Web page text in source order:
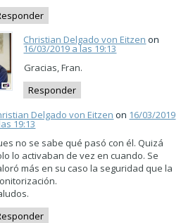
Christian Delgado von Eitzen on
16/03/2019 a las 19:13
Gracias, Fran.
Responder
Delgado von Eitzen on 16/03/2019
19:13
no se sabe qué pasó con él. Quizá
lo activaban de vez en cuando. Se
más en su caso la seguridad que la